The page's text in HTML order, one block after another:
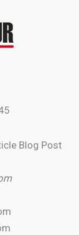
Blog Post